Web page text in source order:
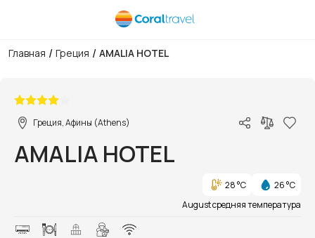
Главная / Греция / AMALIA HOTEL
Греция, Афины (Athens)
AMALIA HOTEL
28 °C
26 °C
August средняя температура